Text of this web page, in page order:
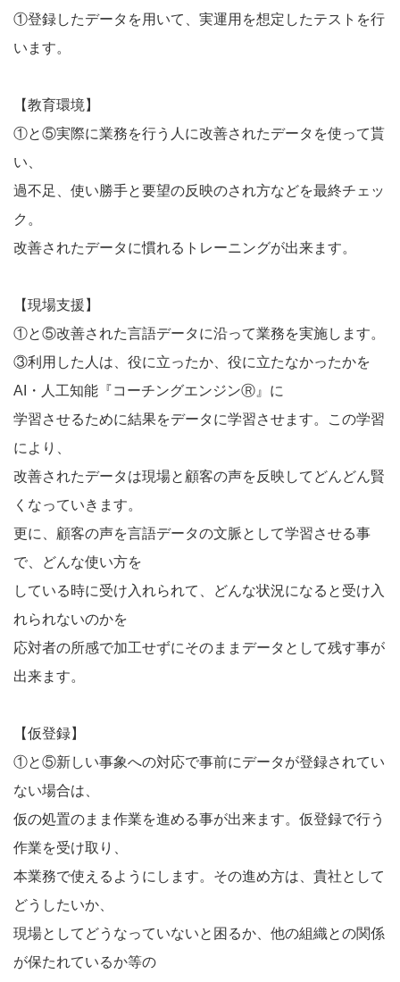
①登録したデータを用いて、実運用を想定したテストを行
います。
【教育環境】
①と⑤実際に業務を行う人に改善されたデータを使って貰
い、
過不足、使い勝手と要望の反映のされ方などを最終チェッ
ク。
改善されたデータに慣れるトレーニングが出来ます。
【現場支援】
①と⑤改善された言語データに沿って業務を実施します。
③利用した人は、役に立ったか、役に立たなかったかを
AI・人工知能『コーチングエンジンⓇ』に
学習させるために結果をデータに学習させます。この学習
により、
改善されたデータは現場と顧客の声を反映してどんどん賢
くなっていきます。
更に、顧客の声を言語データの文脈として学習させる事
で、どんな使い方を
している時に受け入れられて、どんな状況になると受け入
れられないのかを
応対者の所感で加工せずにそのままデータとして残す事が
出来ます。
【仮登録】
①と⑤新しい事象への対応で事前にデータが登録されてい
ない場合は、
仮の処置のまま作業を進める事が出来ます。仮登録で行う
作業を受け取り、
本業務で使えるようにします。その進め方は、貴社として
どうしたいか、
現場としてどうなっていないと困るか、他の組織との関係
が保たれているか等の